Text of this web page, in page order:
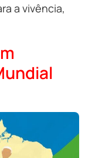
a vivência,